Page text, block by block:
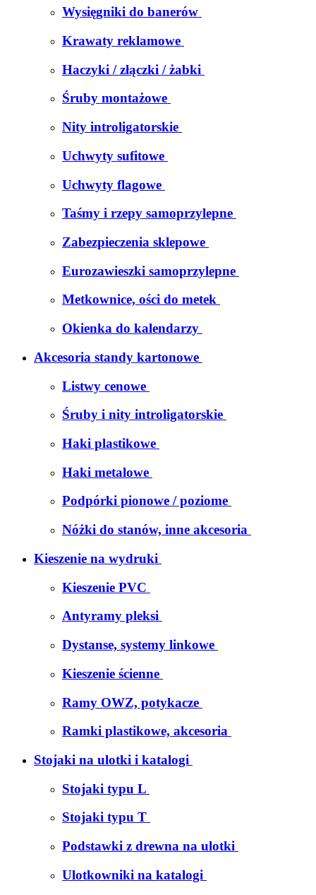
Wysięgniki do banerów
Krawaty reklamowe
Haczyki / złączki / żabki
Śruby montażowe
Nity introligatorskie
Uchwyty sufitowe
Uchwyty flagowe
Taśmy i rzepy samoprzylepne
Zabezpieczenia sklepowe
Eurozawieszki samoprzylepne
Metkownice, ości do metek
Okienka do kalendarzy
Akcesoria standy kartonowe
Listwy cenowe
Śruby i nity introligatorskie
Haki plastikowe
Haki metalowe
Podpórki pionowe / poziome
Nóżki do stanów, inne akcesoria
Kieszenie na wydruki
Kieszenie PVC
Antyramy pleksi
Dystanse, systemy linkowe
Kieszenie ścienne
Ramy OWZ, potykacze
Ramki plastikowe, akcesoria
Stojaki na ulotki i katalogi
Stojaki typu L
Stojaki typu T
Podstawki z drewna na ulotki
Ulotkowniki na katalogi